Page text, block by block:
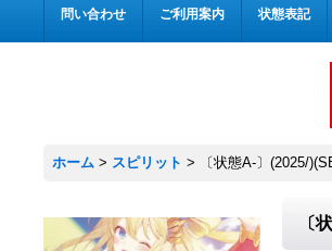
問い合わせ ご利用案内 状態表記
ホーム > スピリット > 〔状態A-〕(2025/
〔